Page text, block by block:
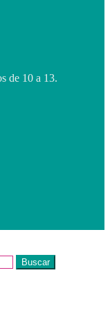
de 10 a 13.
Buscar